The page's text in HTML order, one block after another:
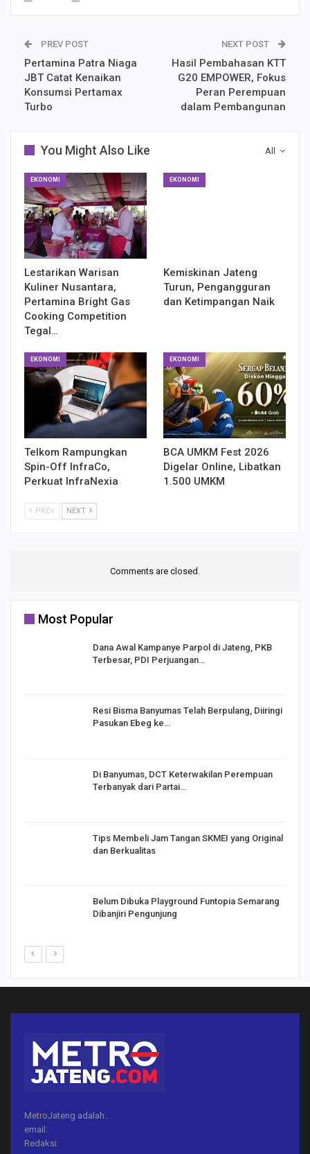
PREV POST
Pertamina Patra Niaga
JBT Catat Kenaikan
Konsumsi Pertamax
Turbo
NEXT POST
Hasil Pembahasan KTT
G20 EMPOWER, Fokus
Peran Perempuan
dalam Pembangunan
All
You Might Also Like
EKONOMI
Lestarikan Warisan
Kuliner Nusantara,
Pertamina Bright Gas
Cooking Competition
Tegal…
EKONOMI
Kemiskinan Jateng
Turun, Pengangguran
dan Ketimpangan Naik
EKONOMI
Telkom Rampungkan
Spin-Off InfraCo,
Perkuat InfraNexia
EKONOMI
BCA UMKM Fest 2026
Digelar Online, Libatkan
1.500 UMKM
PREV NEXT
Comments are closed.
Most Popular
Dana Awal Kampanye Parpol di Jateng, PKB
Terbesar, PDI Perjuangan…
Resi Bisma Banyumas Telah Berpulang, Diiringi
Pasukan Ebeg ke…
Di Banyumas, DCT Keterwakilan Perempuan
Terbanyak dari Partai…
Tips Membeli Jam Tangan SKMEI yang Original
dan Berkualitas
Belum Dibuka Playground Funtopia Semarang
Dibanjiri Pengunjung
MetroJateng adalah..
email:
Redaksi: